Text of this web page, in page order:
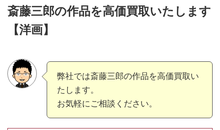
斎藤三郎の作品を高価買取いたします
【洋画】
弊社では斎藤三郎の作品を高価買取い
たします。
お気軽にご相談ください。